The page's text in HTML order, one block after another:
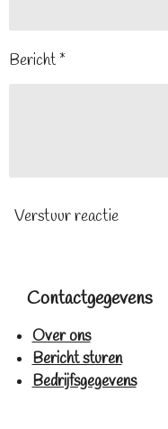
Bericht *
Verstuur reactie
Contactgegevens
Over ons
Bericht sturen
Bedrijfsgegevens